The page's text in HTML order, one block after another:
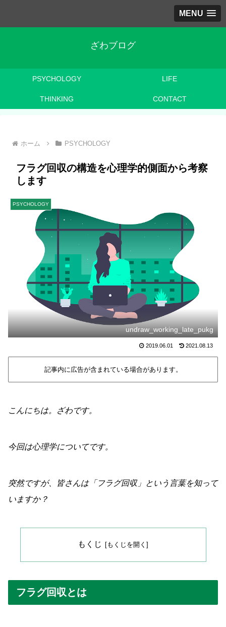
MENU
ざわブログ
PSYCHOLOGY LIFE
THINKING CONTACT
ホーム PSYCHOLOGY
フラグ回収の構造を心理学的側面から考察
します
PSYCHOLOGY
undraw_working_late_pukg
2019.06.01 2021.08.13
記事内に広告が含まれている場合があります。
こんにちは。ざわです。
今回は心理学についてです。
突然ですが、皆さんは「フラグ回収」という言葉を知って
いますか？
もくじ
フラグ回収とは